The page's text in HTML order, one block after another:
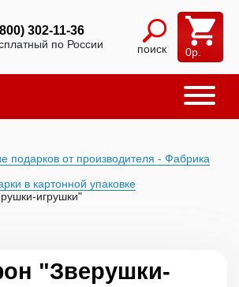
302-11-36
по России поиск 0р.
подарков от производителя - Фабрика
в картонной упаковке
игрушки"
"Зверушки-